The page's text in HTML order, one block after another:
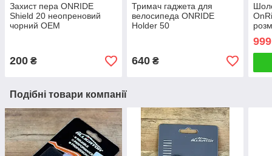
Захист пера ONRIDE
Shield 20 неопреновий
чорний ОЕМ
200 ₴
Тримач гаджета для
велосипеда ONRIDE
Holder 50
640₴
999
Подібні товари компанії